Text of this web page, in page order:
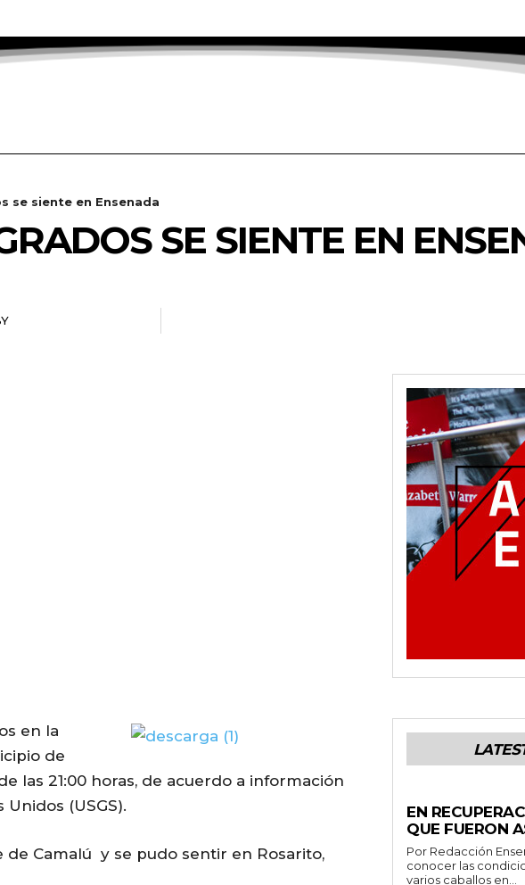
se siente en Ensenada
SE SIENTE EN
en la
de
las 21:00 horas, de acuerdo a información
(USGS).
de Camalú y se pudo sentir en Rosarito,
EN
QUE FUERON
Por Redacción Ensenada.- Tras darse a
conocer las
varios caballos en...